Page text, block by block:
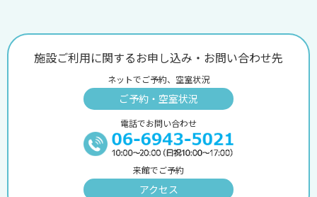
施設ご利用に関するお申し込み・お問い合わせ先
ネットでご予約、空室状況
ご予約・空室状況
電話でお問い合わせ
来館でご予約
アクセス